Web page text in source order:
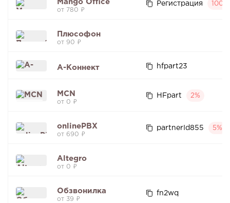
Mango Office
от 780 ₽
Регистрация 100%
Плюсофон
от 90 ₽
А-Коннект hfpart23
MCN
от 0 ₽
HFpart 2%
onlinePBX
от 690 ₽
partnerId855 5%
Altegro
от 0 ₽
Обзвонилка
от 39 ₽
fn2wq